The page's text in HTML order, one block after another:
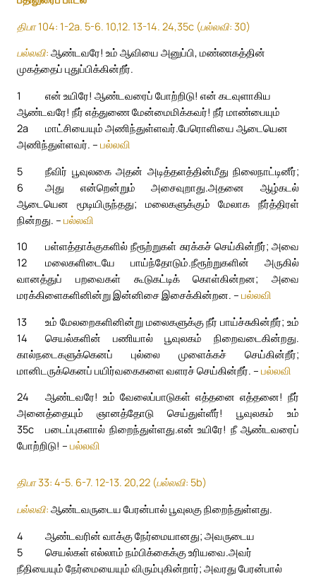
திபா 104: 1-2a. 5-6. 10,12. 13-14. 24,35c (பல்லவி: 30)
பல்லவி: ஆண்டவரே! உம் ஆவியை அனுப்பி, மண்ணகத்தின்
முகத்தைப் புதுப்பிக்கின்றீர்.
1
என் உயிரே! ஆண்டவரைப் போற்றிடு! என் கடவுளாகிய
ஆண்டவரே! நீர் எத்துணை மேன்மைமிக்கவர்! நீர் மாண்பையும்
மாட்சியையும் அணிந்துள்ளவர்.
2a
பேரொளியை ஆடையென
அணிந்துள்ளவர். – பல்லவி
5
நீவிர் பூவுலகை அதன் அடித்தளத்தின்மீது நிலைநாட்டினீர்;
அது என்றென்றும் அசைவுறாது.
6
அதனை ஆழ்கடல்
ஆடையென மூடியிருந்தது; மலைகளுக்கும் மேலாக நீர்த்திரள்
நின்றது. – பல்லவி
10
பள்ளத்தாக்குகளில் நீரூற்றுகள் சுரக்கச் செய்கின்றீர்; அவை
மலைகளிடையே பாய்ந்தோடும்.
12
நீரூற்றுகளின் அருகில்
வானத்துப் பறவைகள் கூடுகட்டிக் கொள்கின்றன; அவை
மரக்கிளைகளினின்று இன்னிசை இசைக்கின்றன. – பல்லவி
13
உம் மேலறைகளினின்று மலைகளுக்கு நீர் பாய்ச்சுகின்றீர்; உம்
செயல்களின் பணியால் பூவுலகம் நிறைவடைகின்றது.
14
கால்நடைகளுக்கெனப் புல்லை முளைக்கச் செய்கின்றீர்;
மானிடருக்கெனப் பயிர்வகைகளை வளரச் செய்கின்றீர். – பல்லவி
24
ஆண்டவரே! உம் வேலைப்பாடுகள் எத்தனை எத்தனை! நீர்
அனைத்தையும் ஞானத்தோடு செய்துள்ளீர்! பூவுலகம் உம்
படைப்புகளால் நிறைந்துள்ளது.
35c
என் உயிரே! நீ ஆண்டவரைப்
போற்றிடு! – பல்லவி
திபா 33: 4-5. 6-7. 12-13. 20,22 (பல்லவி: 5b)
பல்லவி: ஆண்டவருடைய பேரன்பால் பூவுலகு நிறைந்துள்ளது.
4
ஆண்டவரின் வாக்கு நேர்மையானது; அவருடைய
செயல்கள் எல்லாம் நம்பிக்கைக்கு உரியவை.
5
அவர்
நீதியையும் நேர்மையையும் விரும்புகின்றார்; அவரது பேரன்பால்